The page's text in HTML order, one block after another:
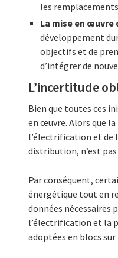
les
La mise en
développement
objectifs et de
d’intégrer de
L’incertitude
Bien que toutes ces
en œuvre. Alors que
l’électrification et de
distribution, n’est
Par conséquent,
énergétique tout en
données nécessaires
l’électrification et la
adoptées en blocs